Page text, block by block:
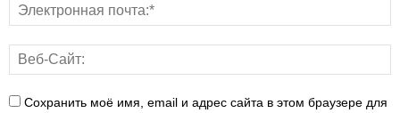
Сохранить моё имя, email и адрес сайта в этом браузере для